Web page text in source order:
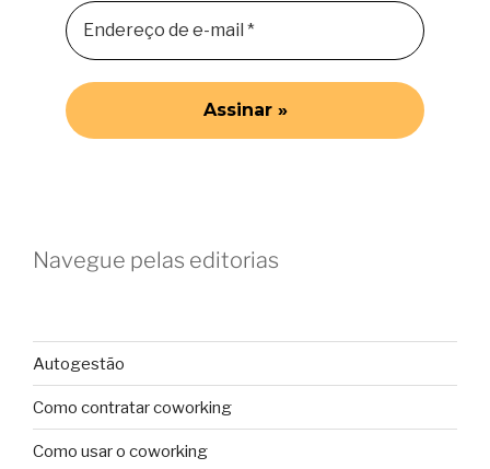
Navegue pelas editorias
Autogestão
Como contratar coworking
Como usar o coworking